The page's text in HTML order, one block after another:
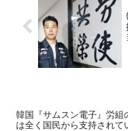
韓国『サムスン電子』労組
は全く国民から支持されて